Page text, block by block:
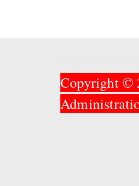
Copyright ©